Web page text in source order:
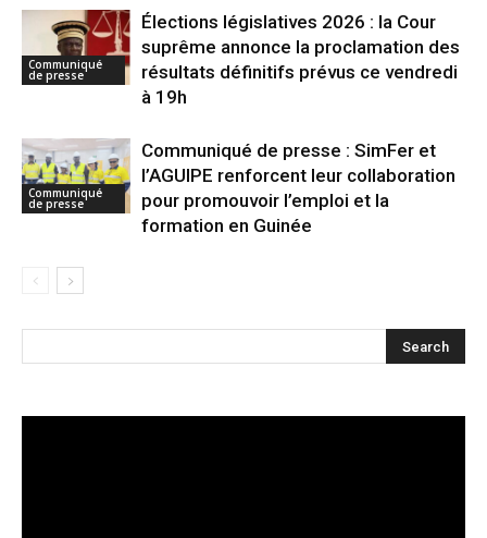
Communiqué
de presse
Élections législatives 2026 : la Cour
suprême annonce la proclamation des
résultats définitifs prévus ce vendredi
à 19h
Communiqué
de presse
Communiqué de presse : SimFer et
l’AGUIPE renforcent leur collaboration
pour promouvoir l’emploi et la
formation en Guinée